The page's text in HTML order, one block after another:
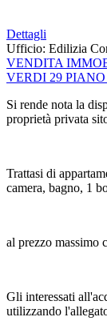
Dettagli
Ufficio: Edilizia
VENDITA
VERDI 29
Si rende nota la
proprietà privata
Trattasi di
camera, bagno, 1
al prezzo massimo
Gli interessati
utilizzando